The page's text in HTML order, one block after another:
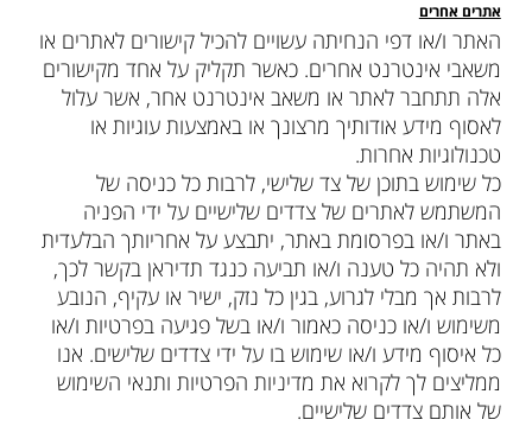
אתרים אחרים
האתר ו/או דפי הנחיתה עשויים להכיל קישורים לאתרים או
משאבי אינטרנט אחרים. כאשר תקליק על אחד מקישורים
אלה תתחבר לאתר או משאב אינטרנט אחר, אשר עלול
לאסוף מידע אודותיך מרצונך או באמצעות עוגיות או
טכנולוגיות אחרות.
כל שימוש בתוכן של צד שלישי, לרבות כל כניסה של
המשתמש לאתרים של צדדים שלישיים על ידי הפניה
באתר ו/או בפרסומת באתר, יתבצע על אחריותך הבלעדית
ולא תהיה כל טענה ו/או תביעה כנגד תדיראן בקשר לכך,
לרבות אך מבלי לגרוע, בגין כל נזק, ישיר או עקיף, הנובע
משימוש ו/או כניסה כאמור ו/או בשל פגיעה בפרטיות ו/או
כל איסוף מידע ו/או שימוש בו על ידי צדדים שלישים. אנו
ממליצים לך לקרוא את מדיניות הפרטיות ותנאי השימוש
של אותם צדדים שלישיים.